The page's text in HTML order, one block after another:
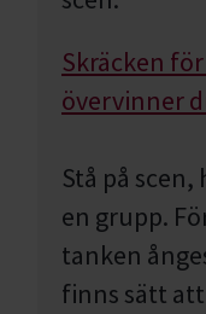
Skräcken
övervinner
Stå på
en grupp.
tanken
finns sätt